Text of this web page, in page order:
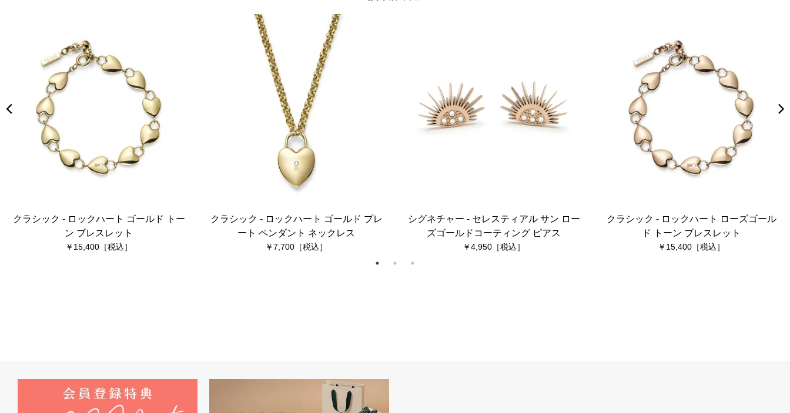
クラシック - ロックハート ゴールド トー
ン ブレスレット
15,400
クラシック - ロックハート ゴールド プレ
ート ペンダント ネックレス
7,700
シグネチャー - セレスティアル サン ロー
ズゴールドコーティング ピアス
4,950
クラシック - ロックハート ローズゴール
ド トーン ブレスレット
15,400